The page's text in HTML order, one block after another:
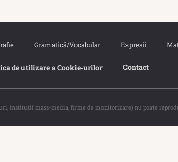
Gramatică/Vocabular Expresii
de utilizare a Cookie‐urilor Contact
instituţii mass-media, firme de monitorizare) nu poate